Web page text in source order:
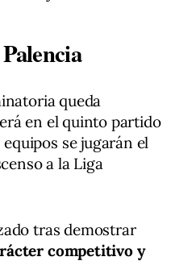
queda
en el quinto partido
se jugarán el
a la Liga
tras demostrar
competitivo y